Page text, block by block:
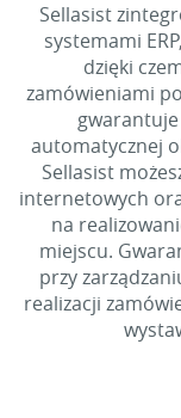
Sellasist
systemami
dzięki
zamówieniami
automatycznej
Sellasist
internetowych
na
miejscu.
przy
realizacji